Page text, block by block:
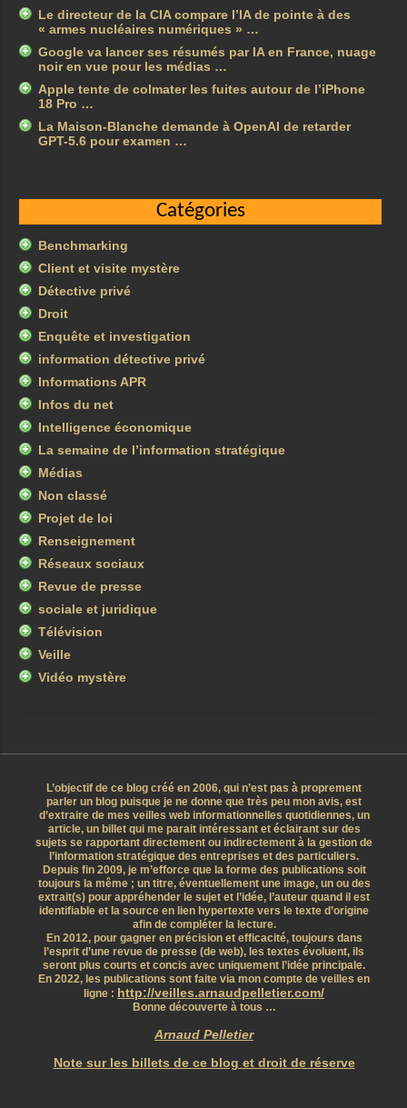
Le directeur de la CIA compare l’IA de pointe à des
« armes nucléaires numériques » …
Google va lancer ses résumés par IA en France, nuage
noir en vue pour les médias …
Apple tente de colmater les fuites autour de l’iPhone
18 Pro …
La Maison-Blanche demande à OpenAI de retarder
GPT-5.6 pour examen …
Catégories
Benchmarking
Client et visite mystère
Détective privé
Droit
Enquête et investigation
information détective privé
Informations APR
Infos du net
Intelligence économique
La semaine de l’information stratégique
Médias
Non classé
Projet de loi
Renseignement
Réseaux sociaux
Revue de presse
sociale et juridique
Télévision
Veille
Vidéo mystère
L’objectif de ce blog créé en 2006, qui n’est pas à proprement
parler un blog puisque je ne donne que très peu mon avis, est
d’extraire de mes veilles web informationnelles quotidiennes, un
article, un billet qui me parait intéressant et éclairant sur des
sujets se rapportant directement ou indirectement à la gestion de
l’information stratégique des entreprises et des particuliers.
Depuis fin 2009, je m’efforce que la forme des publications soit
toujours la même ; un titre, éventuellement une image, un ou des
extrait(s) pour appréhender le sujet et l’idée, l’auteur quand il est
identifiable et la source en lien hypertexte vers le texte d’origine
afin de compléter la lecture.
En 2012, pour gagner en précision et efficacité, toujours dans
l’esprit d’une revue de presse (de web), les textes évoluent, ils
seront plus courts et concis avec uniquement l’idée principale.
En 2022, les publications sont faite via mon compte de veilles en
ligne : http://veilles.arnaudpelletier.com/
Bonne découverte à tous …
Arnaud Pelletier
Note sur les billets de ce blog et droit de réserve